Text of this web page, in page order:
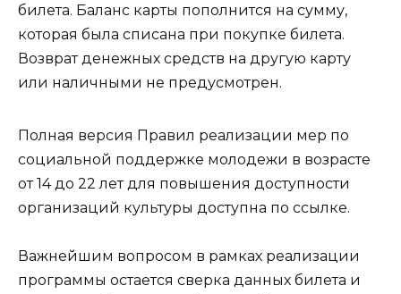
билета. Баланс карты пополнится на сумму,
которая была списана при покупке билета.
Возврат денежных средств на другую карту
или наличными не предусмотрен.
Полная версия Правил реализации мер по
социальной поддержке молодежи в возрасте
от 14 до 22 лет для повышения доступности
организаций культуры доступна по ссылке.
Важнейшим вопросом в рамках реализации
программы остается сверка данных билета и